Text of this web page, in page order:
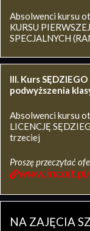
Absolwenci kursu
KURSU
SPECJALNYCH
III. Kurs
podwyższenia
Absolwenci kursu
LICENCJĘ
trzeciej
Proszę przeczytać
NA ZAJĘCIA